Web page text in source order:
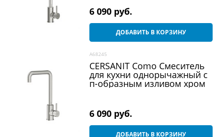
6 090 руб.
ДОБАВИТЬ В КОРЗИНУ
A68245
CERSANIT Como Смеситель
для кухни однорычажный с
п-образным изливом хром
6 090 руб.
ДОБАВИТЬ В КОРЗИНУ